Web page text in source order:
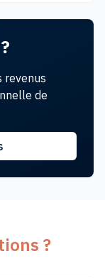
revenus
de
?